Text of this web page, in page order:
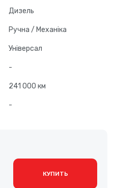
Дизель
Ручна / Механіка
Універсал
-
241 000 км
-
КУПИТЬ